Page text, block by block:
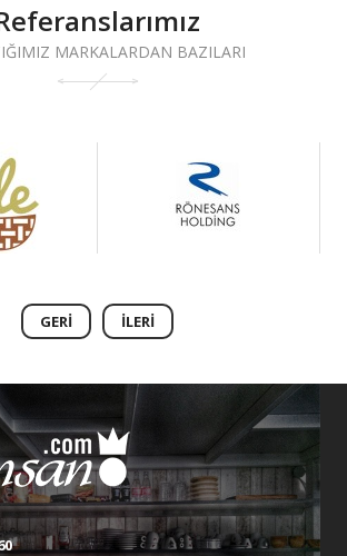
MARKALARDAN BAZILARI
GERI İLERI